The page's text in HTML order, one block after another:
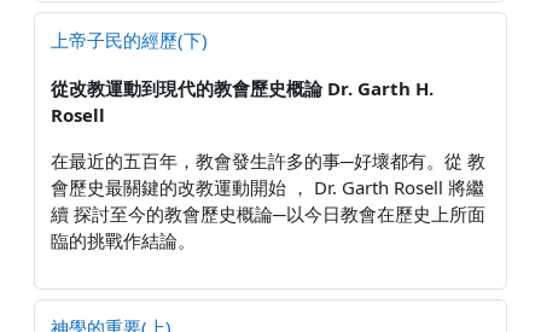
上帝子民的經歷(下)
從改教運動到現代的教會歷史概論 Dr. Garth H.
Rosell
在最近的五百年，教會發生許多的事─好壞都有。從 教
會歷史最關鍵的改教運動開始 ， Dr. Garth Rosell 將繼
續 探討至今的教會歷史概論─以今日教會在歷史上所面
臨的挑戰作結論。
神學的重要(上)